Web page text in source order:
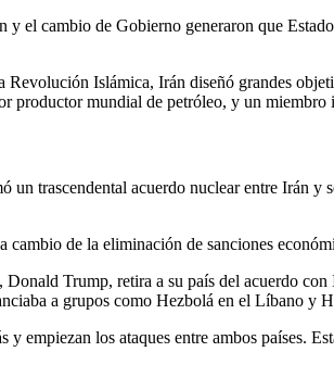
y el cambio de Gobierno generaron que
Revolución Islámica, Irán diseñó grandes
productor mundial de petróleo, y un
un trascendental acuerdo nuclear entre Irán
cambio de la eliminación de sanciones
Trump, retira a su país del acuerdo
a grupos como Hezbolá en el Líbano y
y empiezan los ataques entre ambos países.